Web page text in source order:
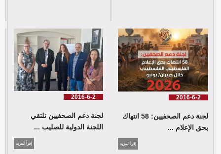
لجنة دعم الصحفيين: 58 انتهاك بحق الإعلام الفلسطيني خلال حزيران/
يونيو 2026
2016-6-2
لجنة دعم الصحفيين: 58 انتهاك
بحق الإعلام ...
إقرأ المزيد
2016-6-2
لجنة دعم الصحفيين تلتقي
اللجنة الدولية للصليب ...
إقرأ المزيد